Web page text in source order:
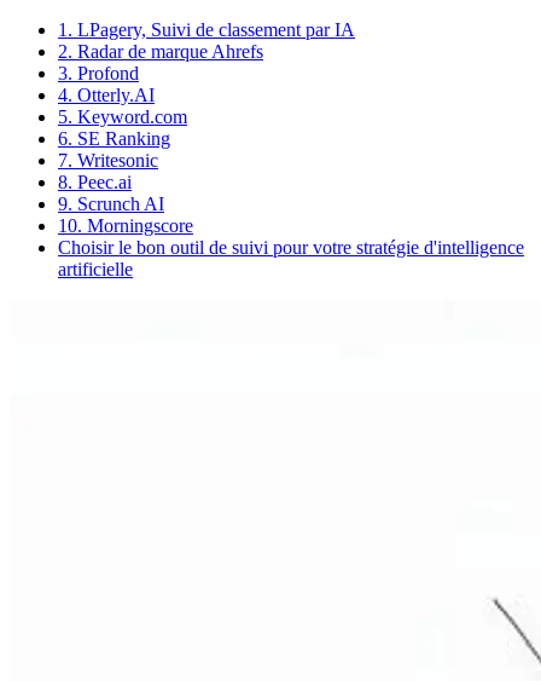
1. LPagery, Suivi de classement par IA
2. Radar de marque Ahrefs
3. Profond
4. Otterly.AI
5. Keyword.com
6. SE Ranking
7. Writesonic
8. Peec.ai
9. Scrunch AI
10. Morningscore
Choisir le bon outil de suivi pour votre stratégie d'intelligence
artificielle